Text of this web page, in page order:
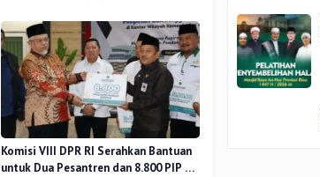
Kerja
Komisi VIII DPR RI Serahkan Bantuan
untuk Dua Pesantren dan 8.800 PIP di